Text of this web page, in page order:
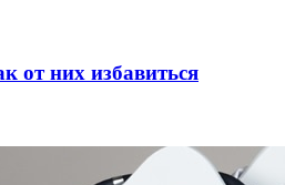
от них избавиться